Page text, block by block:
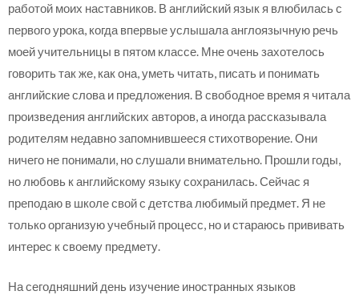
работой моих наставников. В английский язык я влюбилась с
первого урока, когда впервые услышала англоязычную речь
моей учительницы в пятом классе. Мне очень захотелось
говорить так же, как она, уметь читать, писать и понимать
английские слова и предложения. В свободное время я читала
произведения английских авторов, а иногда рассказывала
родителям недавно запомнившееся стихотворение. Они
ничего не понимали, но слушали внимательно. Прошли годы,
но любовь к английскому языку сохранилась. Сейчас я
преподаю в школе свой с детства любимый предмет. Я не
только организую учебный процесс, но и стараюсь прививать
интерес к своему предмету.
На сегодняшний день изучение иностранных языков